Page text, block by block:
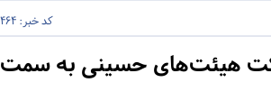
کد خبر: 600464
هیئت‌های حسینی به سمت